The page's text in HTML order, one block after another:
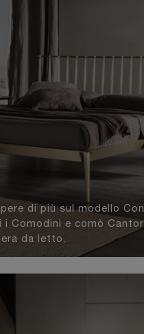
di più sul modello
i Comodini e comò
da letto.